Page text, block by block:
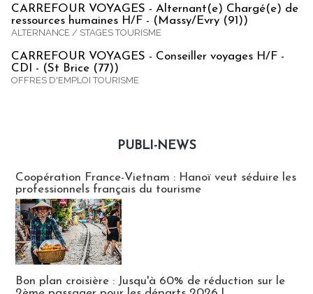
CARREFOUR VOYAGES - Alternant(e) Chargé(e) de
ressources humaines H/F - (Massy/Evry (91))
ALTERNANCE / STAGES TOURISME
CARREFOUR VOYAGES - Conseiller voyages H/F -
CDI - (St Brice (77))
OFFRES D'EMPLOI TOURISME
PUBLI-NEWS
Coopération France-Vietnam : Hanoï veut séduire les
professionnels français du tourisme
Bon plan croisière : Jusqu'à 60% de réduction sur le